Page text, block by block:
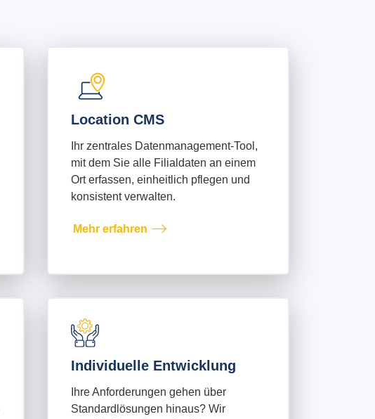
Location CMS
Ihr zentrales Datenmanagement-Tool,
mit dem Sie alle Filialdaten an einem
Ort erfassen, einheitlich pflegen und
konsistent verwalten.
Mehr erfahren
Individuelle Entwicklung
Ihre Anforderungen gehen über
Standardlösungen hinaus? Wir